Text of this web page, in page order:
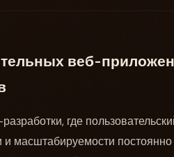
веб-
где
масштабируемости